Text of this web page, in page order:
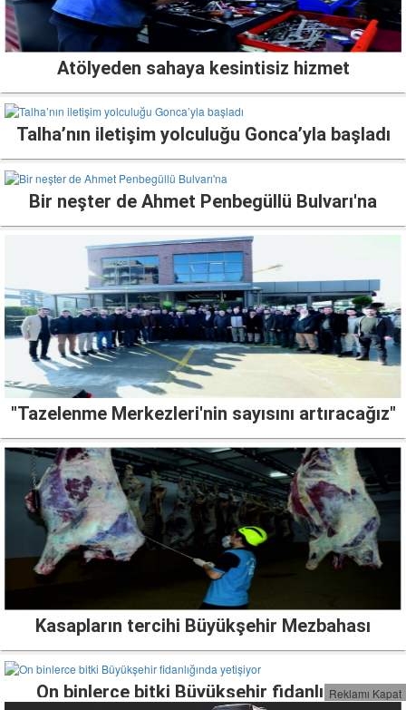
Atölyeden sahaya kesintisiz hizmet
Talha’nın iletişim yolculuğu Gonca’yla başladı
Bir neşter de Ahmet Penbegüllü Bulvarı'na
"Tazelenme Merkezleri'nin sayısını artıracağız"
Kasapların tercihi Büyükşehir Mezbahası
On binlerce bitki Büyükşehir fidanlığında
Reklamı Kapat